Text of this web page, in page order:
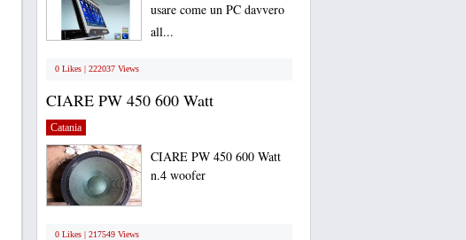
usare come un PC davvero
all...
0 Likes | 222037 Views
CIARE PW 450 600 Watt
Catania
CIARE PW 450 600 Watt
n.4 woofer
0 Likes | 217549 Views